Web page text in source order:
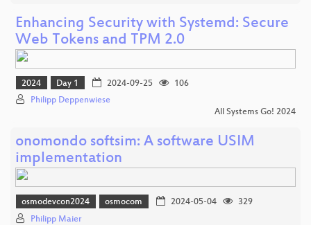
Enhancing Security with Systemd: Secure
Web Tokens and TPM 2.0
2024 Day 1 2024-09-25
106
Philipp Deppenwiese
All Systems Go! 2024
onomondo softsim: A software USIM
implementation
osmodevcon2024 osmocom 2024-05-04
329
Philipp Maier